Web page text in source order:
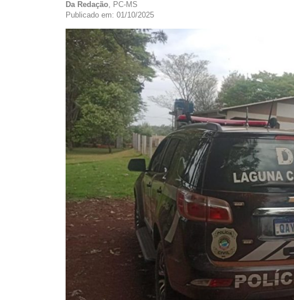
Da Redação, PC-MS
Publicado em: 01/10/2025